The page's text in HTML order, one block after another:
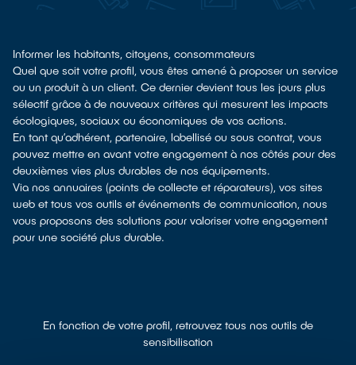
Informer les habitants, citoyens, consommateurs
Quel que soit votre profil, vous êtes amené à proposer un service
ou un produit à un client. Ce dernier devient tous les jours plus
sélectif grâce à de nouveaux critères qui mesurent les impacts
écologiques, sociaux ou économiques de vos actions.
En tant qu’adhérent, partenaire, labellisé ou sous contrat, vous
pouvez mettre en avant votre engagement à nos côtés pour des
deuxièmes vies plus durables de nos équipements.
Via nos annuaires (points de collecte et réparateurs), vos sites
web et tous vos outils et événements de communication, nous
vous proposons des solutions pour valoriser votre engagement
pour une société plus durable.
En fonction de votre profil, retrouvez tous nos outils de
sensibilisation